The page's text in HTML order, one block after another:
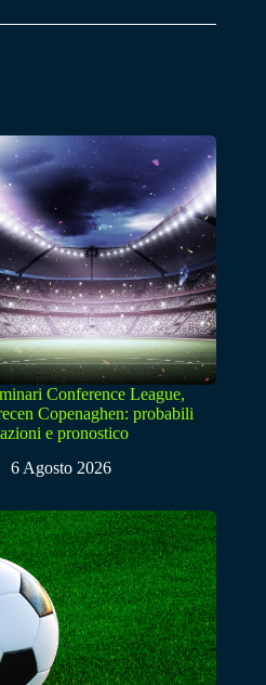
Conference League,
Copenaghen: probabili
e pronostico
6 Agosto 2026